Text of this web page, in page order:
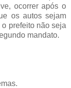
ocorrer após o
os autos sejam
prefeito não seja
mandato.